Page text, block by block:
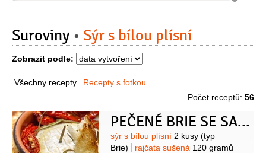
Suroviny Sýr s bílou plísní
Zobrazit podle:
Všechny recepty
Recepty s fotkou
Počet receptů: 56
PEČENÉ BRIE SE SALSOU ZE SUŠENÝCH RAJČAT
Suroviny
sýr s bílou plísní 2 kusy (typ
Brie)
rajčata sušená 120 gramů